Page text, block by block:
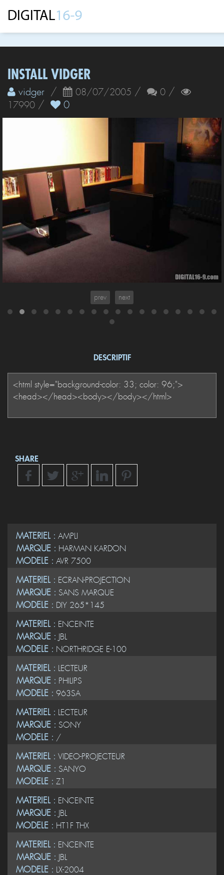
INSTALL VIDGER
vidger / 08/07/2005 / 0 /
17990 / 0
prev next
DESCRIPTIF
SHARE
MATERIEL : AMPLI
MARQUE : HARMAN KARDON
MODELE : AVR 7500
MATERIEL : ECRAN-PROJECTION
MARQUE : SANS MARQUE
MODELE : DIY 265*145
MATERIEL : ENCEINTE
MARQUE : JBL
MODELE : NORTHRIDGE E-100
MATERIEL : LECTEUR
MARQUE : PHILIPS
MODELE : 963SA
MATERIEL : LECTEUR
MARQUE : SONY
MODELE : /
MATERIEL : VIDEO-PROJECTEUR
MARQUE : SANYO
MODELE : Z1
MATERIEL : ENCEINTE
MARQUE : JBL
MODELE : HT1F THX
MATERIEL : ENCEINTE
MARQUE : JBL
MODELE : LX-2004